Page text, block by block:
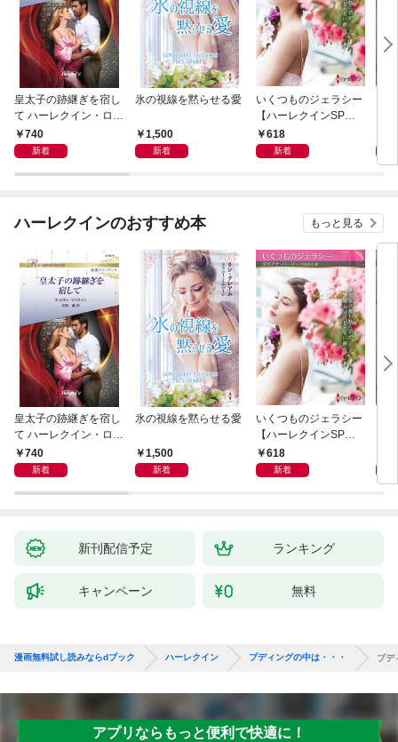
皇太子の跡継ぎを宿し
て ハーレクイン・ロマ
ンス～純潔のシンデレ
ラ～
740
新着
氷の視線を黙らせる愛
1,500
新着
いくつものジェラシー
【ハーレクインSP文
庫版】
618
新着
ハーレクインのおすすめ本 もっと見る
皇太子の跡継ぎを宿し
て ハーレクイン・ロマ
ンス～純潔のシンデレ
ラ～
740
新着
氷の視線を黙らせる愛
1,500
新着
いくつものジェラシー
【ハーレクインSP文
庫版】
618
新着
新刊配信予定 ランキング
キャンペーン 無料
漫画無料試し読みならdブック ハーレクイン プディングの中は・・・ プデ
アプリならもっと便利で快適に！